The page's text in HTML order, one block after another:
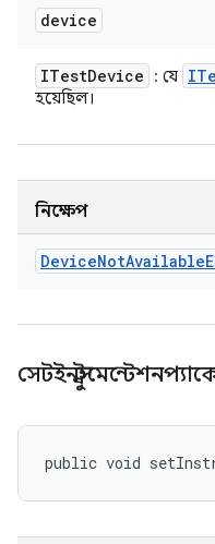
device
ITestDevice : যে
হয়েছিল।
নিক্ষেপ
DeviceNotAvailable
public void